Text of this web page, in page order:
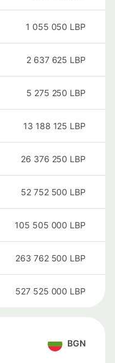
1 055 050 LBP
2 637 625 LBP
5 275 250 LBP
13 188 125 LBP
26 376 250 LBP
52 752 500 LBP
105 505 000 LBP
263 762 500 LBP
527 525 000 LBP
BGN